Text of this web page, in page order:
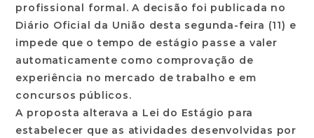
profissional formal. A decisão foi publicada no
Diário Oficial da União desta segunda-feira (11) e
impede que o tempo de estágio passe a valer
automaticamente como comprovação de
experiência no mercado de trabalho e em
concursos públicos.
A proposta alterava a Lei do Estágio para
estabelecer que as atividades desenvolvidas por